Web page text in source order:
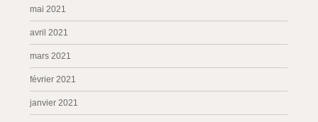
mai 2021
avril 2021
mars 2021
février 2021
janvier 2021